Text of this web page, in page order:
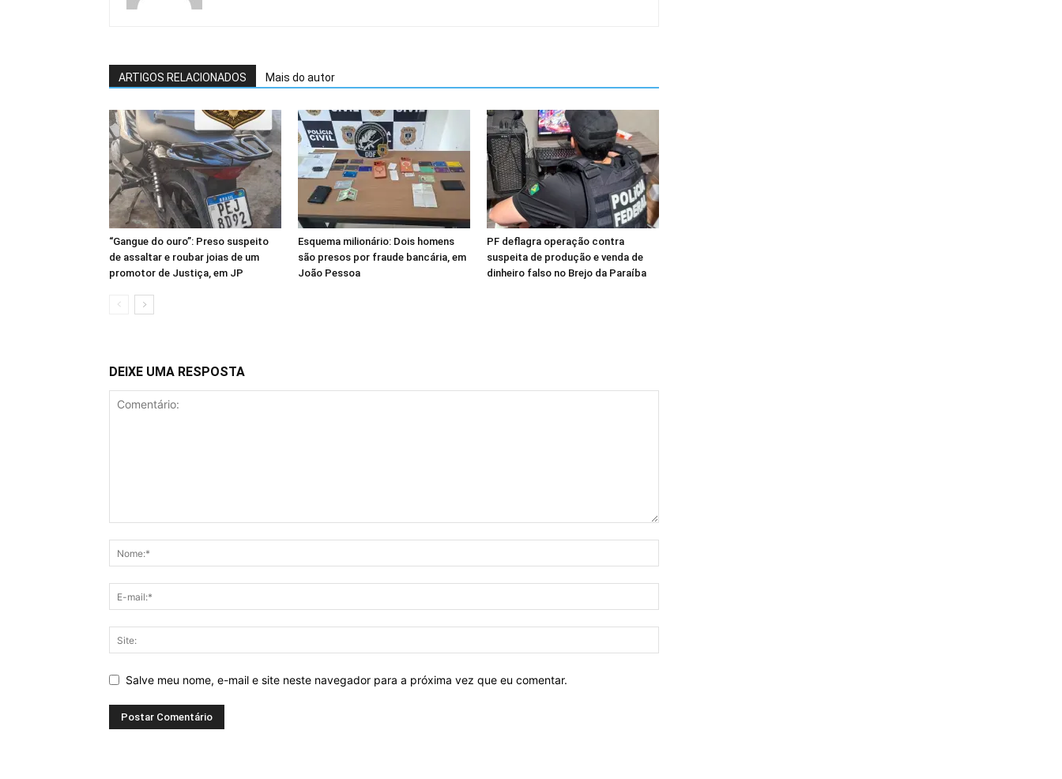
ARTIGOS RELACIONADOS Mais do autor
“Gangue do ouro”: Preso suspeito
de assaltar e roubar joias de um
promotor de Justiça, em JP
Esquema milionário: Dois homens
são presos por fraude bancária, em
João Pessoa
PF deflagra operação contra
suspeita de produção e venda de
dinheiro falso no Brejo da Paraíba
DEIXE UMA RESPOSTA
Salve meu nome, e-mail e site neste navegador para a próxima vez que eu comentar.